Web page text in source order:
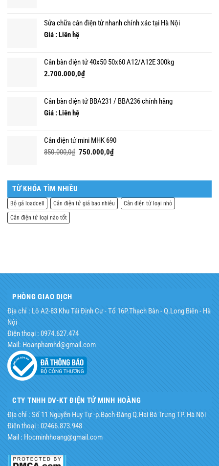
1.500.000,0₫. là:
Sửa chữa cân điện tử nhanh chính xác tại Hà Nội
Giá : Liên hệ
Cân bàn điện tử 40x50 50x60 A12/A12E 300kg
2.700.000,0₫
Cân bàn điện tử BBA231 / BBA236 chính hãng
Giá : Liên hệ
Cân điện tử mini MHK 690
850.000,0₫ Giá
850.000,0₫.
750.000,0₫Giá
là:
TỪ KHÓA TÌM NHIỀU
Bộ gá loadcell Cân điện tử giá bao nhiêu Cân điện tử loại nhỏ
Cân điện tử loại nào tốt
PHÒNG GIAO DỊCH
Địa chỉ : Lô A2-83 Khu Tái Định Cư - Tổ 16P.Thạch Bàn - Q.Long Biên - Hà
Nội
Điện thoại : 0974.627.474
Mail: Hoanphamhd@gmail.com
CTY TNHH DV-KT ĐIỆN TỬ MINH HOÀNG
Địa chỉ : Số 11 Nguyễn Huy Tự -p.Bạch Đằng Q.Hai Bà Trưng TP. Hà Nội
Điện thoại : 02466.873.948
Mail : Hocminhhoang@gmail.com